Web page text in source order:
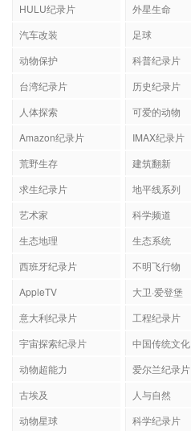
HULU纪录片
外星生命
汽车改装
足球
动物保护
科普纪录片
台湾纪录片
历史纪录片
人体探索
可爱的动物
Amazon纪录片
IMAX纪录片
荒野生存
建筑翻新
求生纪录片
地平线系列
艺术家
科学频道
生态地理
生态系统
西班牙纪录片
不明飞行物
AppleTV
大卫·爱登堡
意大利纪录片
工程纪录片
宇宙探索纪录片
中国传统文化
动物超能力
爱尔兰纪录片
古埃及
人与自然
动物星球
科学纪录片